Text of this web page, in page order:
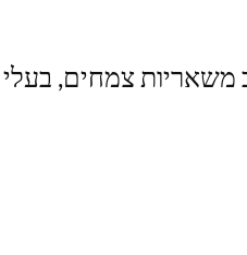
צמחים, בעלי